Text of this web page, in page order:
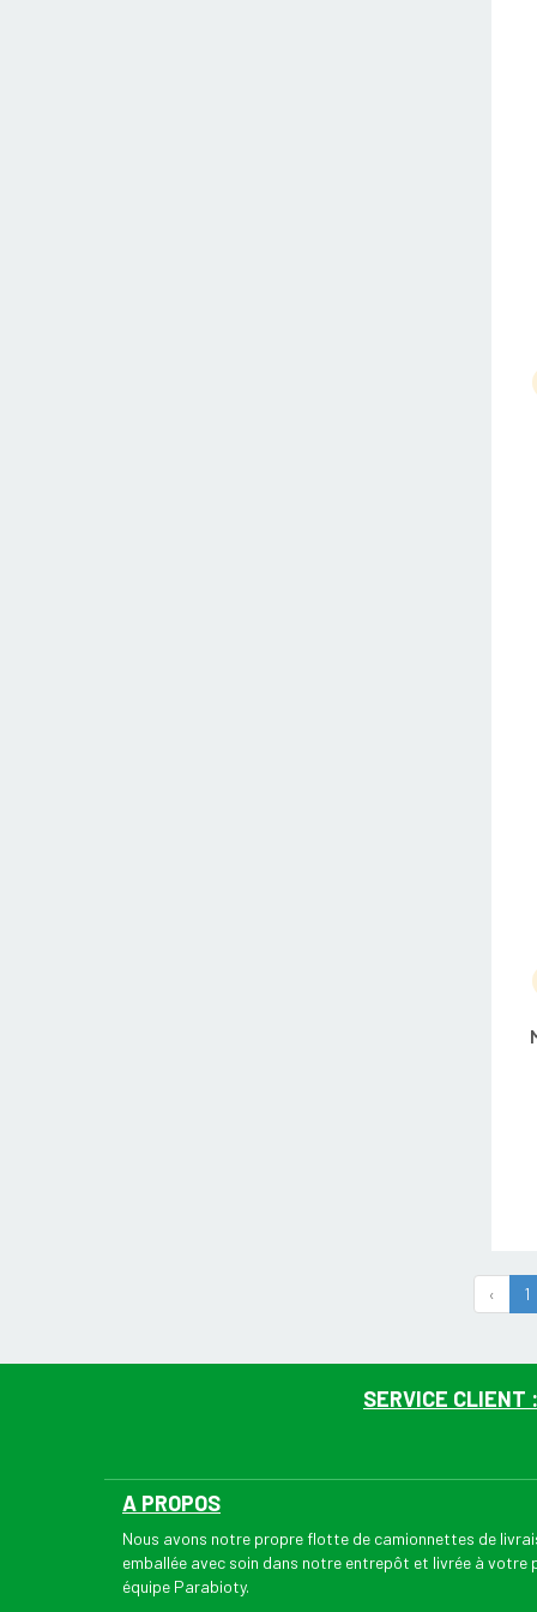
‹ 1
SERVICE CLIENT :
A PROPOS
Nous avons notre propre flotte de camionnettes de
emballée avec soin dans notre entrepôt et livrée à
équipe Parabioty.